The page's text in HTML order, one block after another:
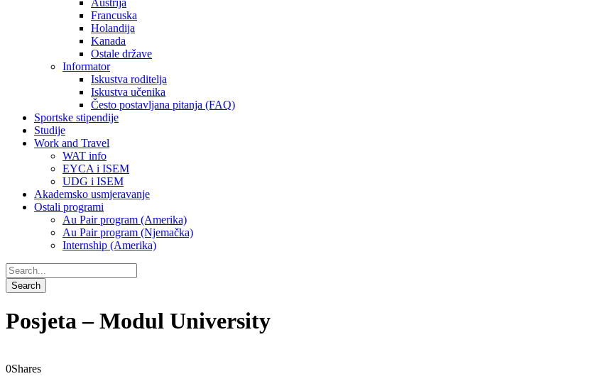
Austrija
Francuska
Holandija
Kanada
Ostale države
Informator
Iskustva roditelja
Iskustva učenika
Često postavljana pitanja (FAQ)
Sportske stipendije
Studije
Work and Travel
WAT info
EYCA i ISEM
UDG i ISEM
Akademsko usmjeravanje
Ostali programi
Au Pair program (Amerika)
Au Pair program (Njemačka)
Internship (Amerika)
Posjeta – Modul University
0Shares